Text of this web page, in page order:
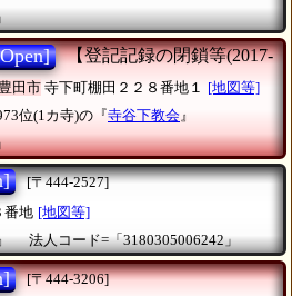
【登記記録の閉鎖等(2017-
田市 寺下町棚田２２８番地１
[地図等]
位(1カ寺)の『寺谷下教会 』
[〒444-2527]
番地 [地図等]
法人コード=「3180305006242」
[〒444-3206]